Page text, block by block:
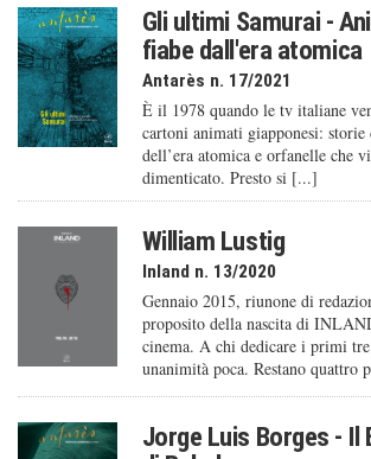
Gli ultimi Samurai -
fiabe dall'era atomica
Antarès n. 17/2021
È il 1978 quando le tv italiane
cartoni animati giapponesi:
dell’era atomica e orfanelle che
dimenticato. Presto si [...]
William Lustig
Inland n. 13/2020
Gennaio 2015, riunone di
proposito della nascita di
cinema. A chi dedicare i primi
unanimità poca. Restano quattro
Jorge Luis Borges - Il